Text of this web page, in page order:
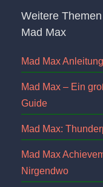
Weitere
Mad Max
Mad Max
Mad Max – Ein
Guide
Mad Max:
Mad Max
Nirgendwo